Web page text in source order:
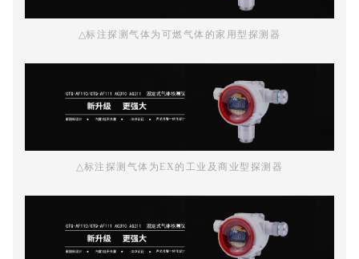
△标注探测气体为可燃气体的家用型探测器
△标注探测气体为EX的工业及商业型探测器